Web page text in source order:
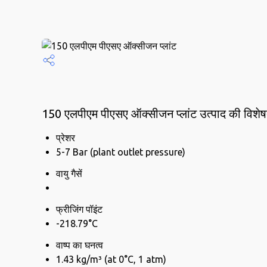
150 एलपीएम पीएसए ऑक्सीजन प्लांट उत्पाद की
प्रेशर
5-7 Bar (plant outlet pressure)
वायु गैसें
फ्रीजिंग पॉइंट
-218.79°C
वाष्प का घनत्व
1.43 kg/m³ (at 0°C, 1 atm)